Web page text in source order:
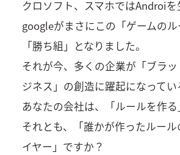
クロソフト、スマホではAndroiを
googleがまさにこの「ゲームの
「勝ち組」となりました。
それが今、多くの企業が「ブラ
ジネス」の創造に躍起になってい
あなたの会社は、「ルールを作
それとも、「誰かが作ったルー
イヤー」ですか？